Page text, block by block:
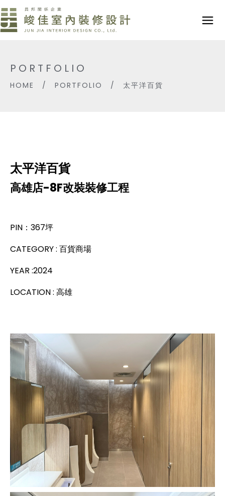
PORTFOLIO
HOME / PORTFOLIO / 太平洋百貨
太平洋百貨
高雄店-8F改裝裝修工程
PIN：367坪
CATEGORY : 百貨商場
YEAR :2024
LOCATION : 高雄